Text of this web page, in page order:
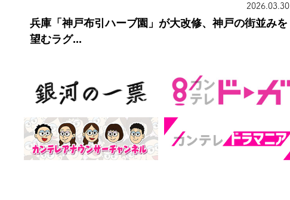
2026.03.30
兵庫「神戸布引ハーブ園」が大改修、神戸の街並みを
望むラグ...